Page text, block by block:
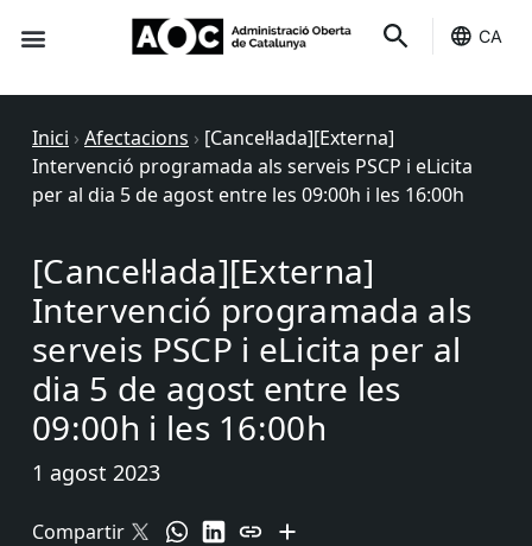
CA
Inici › Afectacions › [Cancel·lada][Externa]
Intervenció programada als serveis PSCP i eLicita
per al dia 5 de agost entre les 09:00h i les 16:00h
[Cancel·lada][Externa]
Intervenció programada als
serveis PSCP i eLicita per al
dia 5 de agost entre les
09:00h i les 16:00h
1 agost 2023
Compartir